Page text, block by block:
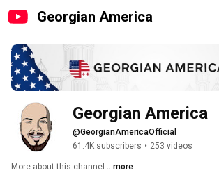
Georgian America
Georgian America
@GeorgianAmericaOfficial
61.4K subscribers • 253 videos
More about this channel ...more